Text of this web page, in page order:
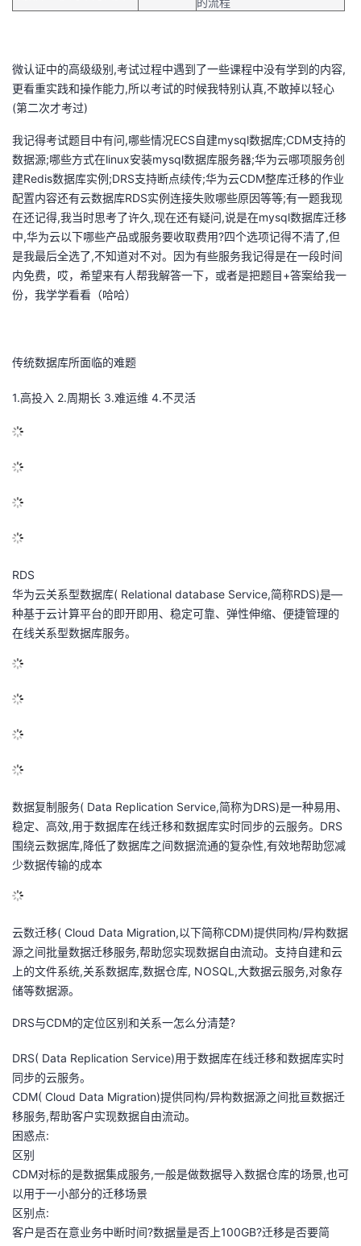
子
直
播
的
活
动
我
的
关
注
课
程
的
认
证
我
的
实
验
我
的
收
藏
术
支
持
云
声
建
议
微认证中的高级级别,考试过程中遇到了一些课程中没有学到的内容,
更看重实践和操作能力,所以考试的时候我特别认真,不敢掉以轻心
(第二次才考过)
我记得考试题目中有问,哪些情况ECS自建mysql数据库;CDM支持的
数据源;哪些方式在linux安装mysql数据库服务器;华为云哪项服务创
建Redis数据库实例;DRS支持断点续传;华为云CDM整库迁移的作业
配置内容还有云数据库RDS实例连接失败哪些原因等等;有一题我现
在还记得,我当时思考了许久,现在还有疑问,说是在mysql数据库迁移
中,华为云以下哪些产品或服务要收取费用?四个选项记得不清了,但
是我最后全选了,不知道对不对。因为有些服务我记得是在一段时间
内免费，哎，希望来有人帮我解答一下，或者是把题目+答案给我一
份，我学学看看（哈哈）
传统数据库所面临的难题
1.高投入 2.周期长 3.难运维 4.不灵活
RDS
华为云关系型数据库( Relational database Service,简称RDS)是—
种基于云计算平台的即开即用、稳定可靠、弹性伸缩、便捷管理的
在线关系型数据库服务。
数据复制服务( Data Replication Service,简称为DRS)是一种易用、
稳定、高效,用于数据库在线迁移和数据库实时同步的云服务。DRS
围绕云数据库,降低了数据库之间数据流通的复杂性,有效地帮助您减
少数据传输的成本
云数迁移( Cloud Data Migration,以下简称CDM)提供同构/异构数据
源之间批量数据迁移服务,帮助您实现数据自由流动。支持自建和云
上的文件系统,关系数据库,数据仓库, NOSQL,大数据云服务,对象存
储等数据源。
DRS与CDM的定位区别和关系一怎么分清楚?
DRS( Data Replication Service)用于数据库在线迁移和数据库实时
同步的云服务。
CDM( Cloud Data Migration)提供同构/异构数据源之间批亘数据迁
移服务,帮助客户实现数据自由流动。
困惑点:
区别
CDM对标的是数据集成服务,一般是做数据导入数据仓库的场景,也可
以用于一小部分的迁移场景
区别点:
客户是否在意业务中断时间?数据量是否上100GB?迁移是否要简